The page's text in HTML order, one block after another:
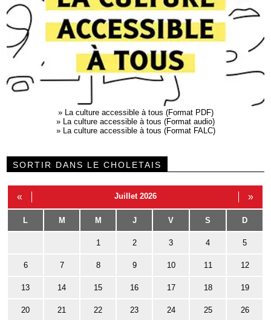
» La culture accessible à tous (Format PDF)
» La culture accessible à tous (Format audio)
» La culture accessible à tous (Format FALC)
SORTIR DANS LE CHOLETAIS
« Juillet 2026 »
L M M J V S D
1 2 3 4 5
6 7 8 9 10 11 12
13 14 15 16 17 18 19
20 21 22 23 24 25 26